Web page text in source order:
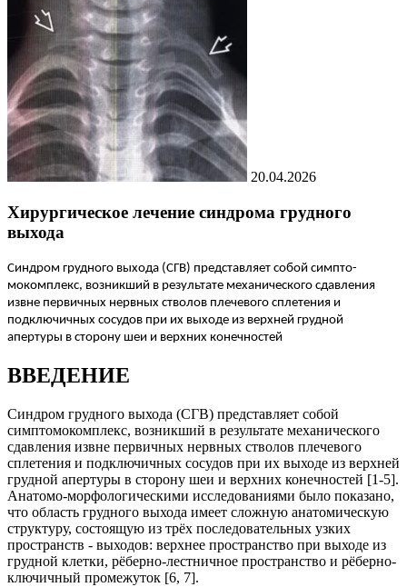
20.04.2026
Хирургическое лечение синдрома грудного
выхода
Синдром грудного выхода (СГВ) представляет собой симпто-
мокомплекс, возникший в результате механического сдавления
извне первичных нервных стволов плечевого сплетения и
подключичных сосудов при их выходе из верхней грудной
апертуры в сторону шеи и верхних конечностей
ВВЕДЕНИЕ
Синдром грудного выхода (СГВ) представляет собой
симптомокомплекс, возникший в результате механического
сдавления извне первичных нервных стволов плечевого
сплетения и подключичных сосудов при их выходе из верхней
грудной апертуры в сторону шеи и верхних конечностей [1-5].
Анатомо-морфологическими исследованиями было показано,
что область грудного выхода имеет сложную анатомическую
структуру, состоящую из трёх последовательных узких
пространств - выходов: верхнее пространство при выходе из
грудной клетки, рёберно-лестничное пространство и рёберно-
ключичный промежуток [6, 7].